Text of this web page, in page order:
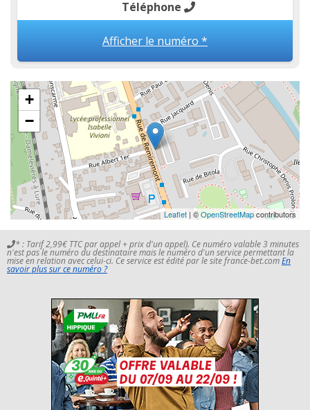
Téléphone
Afficher le numéro *
+
−
Leaflet | ©OpenStreetMapcontributors
* : Tarif 2,99€ TTC par appel + prix d'un appel). Ce numéro valable 3 minutes
n'est pas le numéro du destinataire mais le numéro d'un service permettant la
mise en relation avec celui-ci. Ce service est édité par le site france-bet.comEn
savoir plus sur ce numéro ?